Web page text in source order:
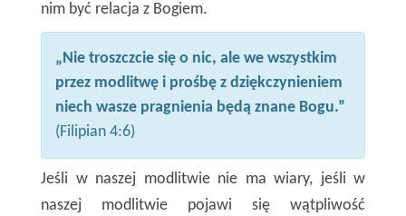
nim być relacja z Bogiem.
„Nie troszczcie się o nic, ale we wszystkim
przez modlitwę i prośbę z dziękczynieniem
niech wasze pragnienia będą znane Bogu.”
(Filipian 4:6)
Jeśli w naszej modlitwie nie ma wiary, jeśli w
naszej modlitwie pojawi się wątpliwość